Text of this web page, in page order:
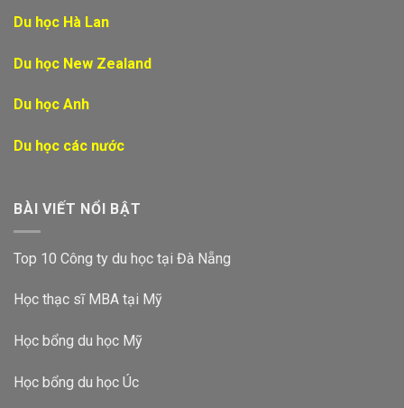
Du học Hà Lan
Du học New Zealand
Du học Anh
Du học các nước
BÀI VIẾT NỔI BẬT
Top 10 Công ty du học tại Đà Nẵng
Học thạc sĩ MBA tại Mỹ
Học bổng du học Mỹ
Học bổng du học Úc